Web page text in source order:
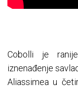
Cobolli je
iznenađenje
Aliassimea u